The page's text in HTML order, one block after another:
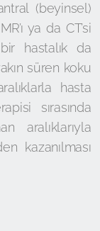
(beyinsel)
ya da CT’si
hastalık da
süren koku
hasta
sırasında
aralıklarıyla
kazanılması